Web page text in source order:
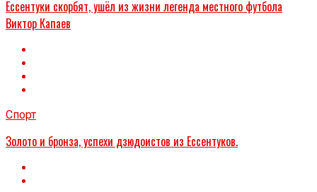
Ессентуки скорбят, ушёл из жизни легенда местного футбола
Виктор Капаев
Спорт
Золото и бронза, успехи дзюдоистов из Ессентуков.